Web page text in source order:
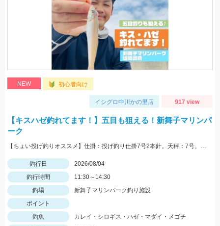
NEW 初心者向け
イシグロ中川かの里店 917 view
【キスハゼ釣れてます！】五目も狙える！新舞子マリンパ
ーク
【ちょい投げ釣りオススメ】仕掛：投げ釣り仕掛7号2本針。天秤：7号。エサ：石ゴカイorゴールドイソメ。誘い方：サビいて止めての繰り返し。
釣行日
2026/08/04
釣行時間
11:30～14:30
釣場
新舞子マリンパーク釣り施設
ポイント
釣魚
カレイ・シロギス・ハゼ・マダイ・メゴチ